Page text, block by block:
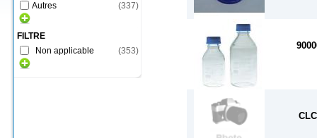
Autres
(337)
FILTRE
Non applicable
(353)